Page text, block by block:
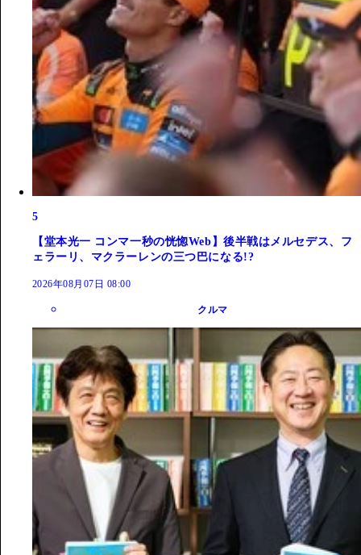
5
【堂本光一 コンマ一秒の恍惚Web】後半戦はメルセデス、フ
ェラーリ、マクラーレンの三つ巴になる!?
2026年08月07日 08:00
クルマ